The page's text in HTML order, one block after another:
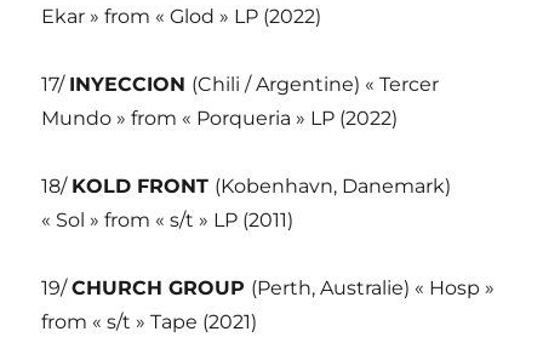
Ekar » from « Glod » LP (2022)
17/ INYECCION (Chili / Argentine) « Tercer
Mundo » from « Porqueria » LP (2022)
18/ KOLD FRONT (Kobenhavn, Danemark)
« Sol » from « s/t » LP (2011)
19/CHURCH GROUP (Perth, Australie) « Hosp »
from « s/t » Tape (2021)